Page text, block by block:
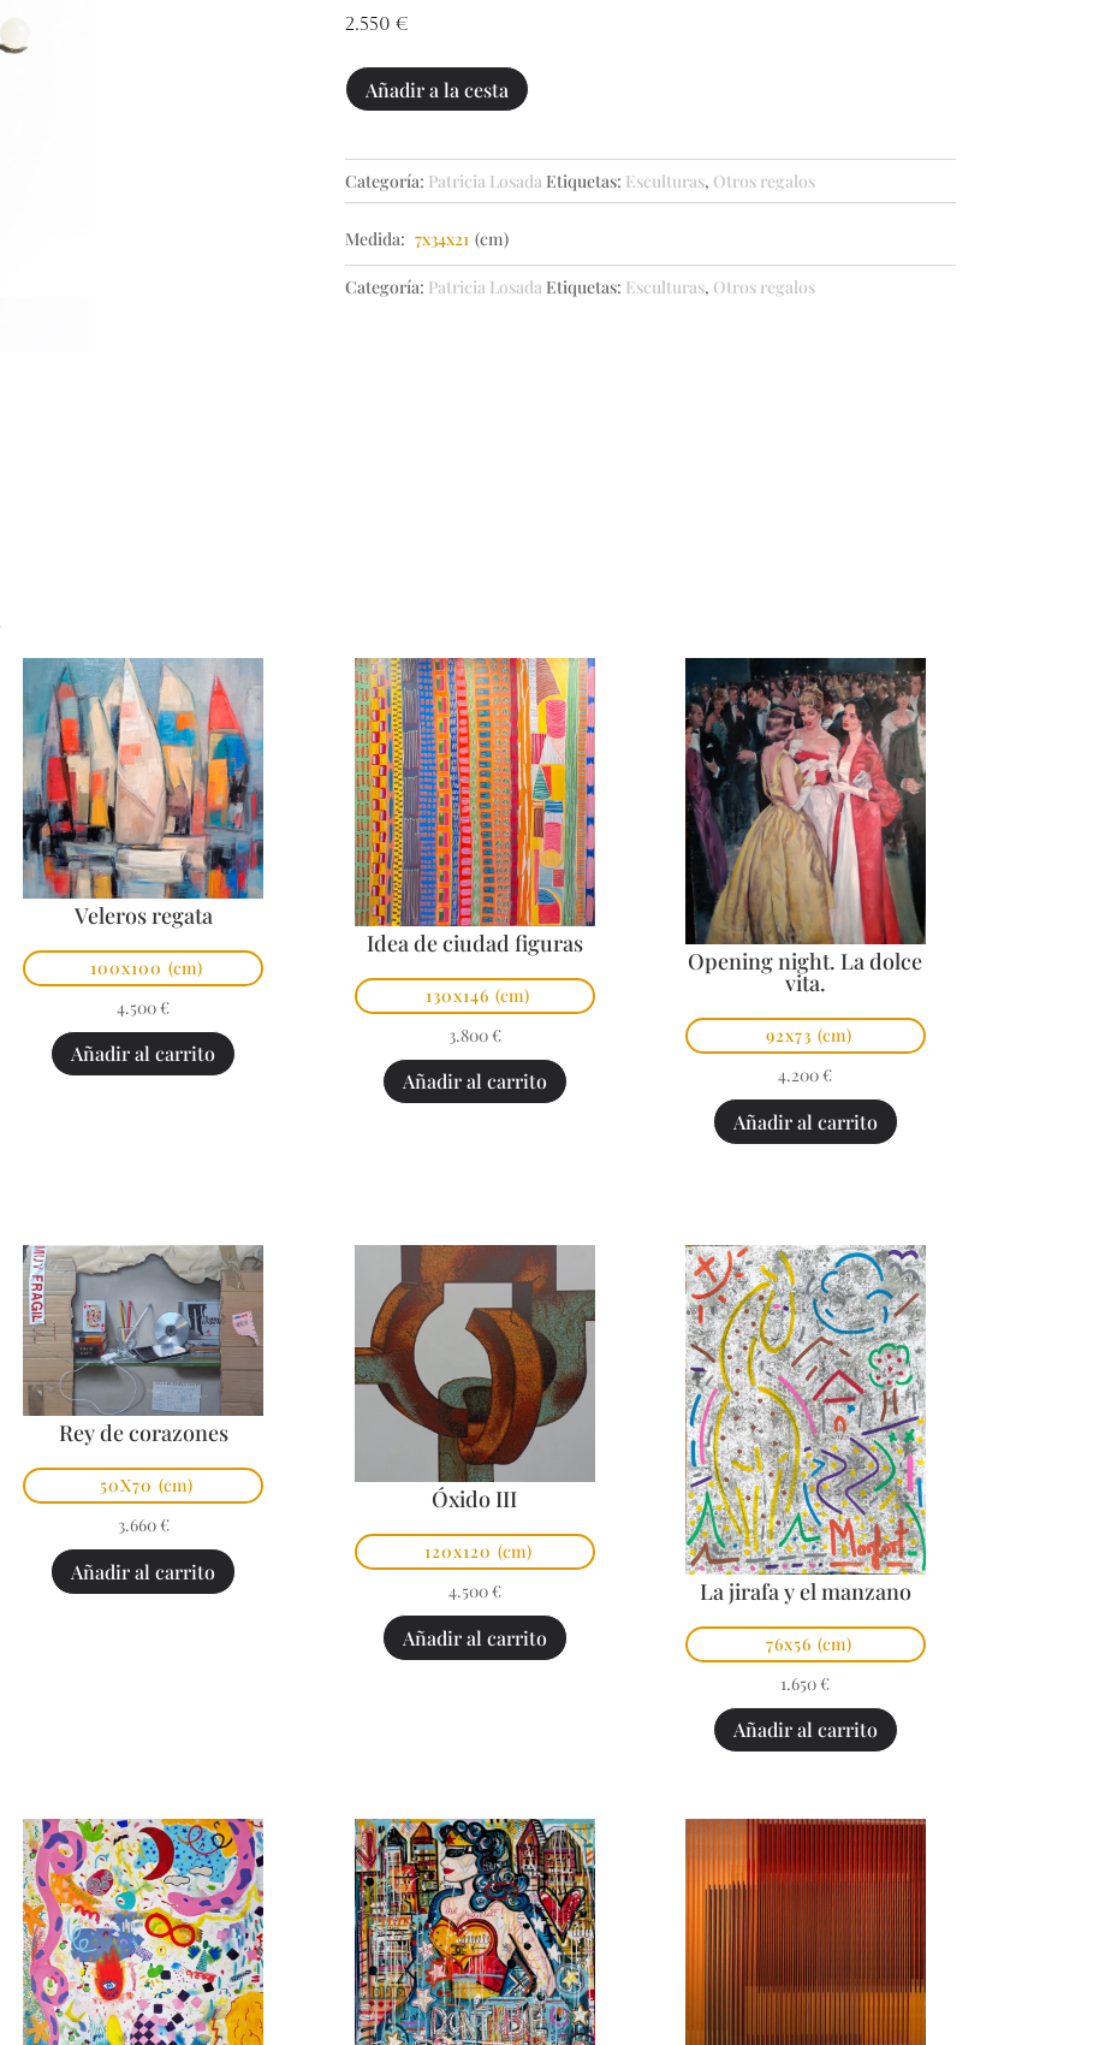
2.550 €
Dador
cantidad
Añadir a la cesta
Categoría: Patricia Losada Etiquetas: Esculturas, Otros regalos
Medida: 7x34x21 (cm)
Categoría: Patricia Losada Etiquetas: Esculturas, Otros regalos
Veleros regata
100x100 (cm)
4.500 €
Añadir al carrito
Idea de ciudad figuras
130x146 (cm)
3.800 €
Añadir al carrito
Opening night. La dolce
vita.
92x73 (cm)
4.200 €
Añadir al carrito
Rey de corazones
50X70 (cm)
3.660 €
Añadir al carrito
Óxido III
120x120 (cm)
4.500 €
Añadir al carrito
La jirafa y el manzano
76x56 (cm)
1.650 €
Añadir al carrito